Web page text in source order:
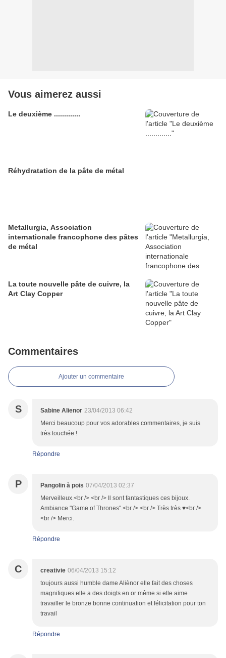
Vous aimerez aussi
Le deuxième .............
Réhydratation de la pâte de métal
Metallurgia, Association
internationale francophone des pâtes
de métal
La toute nouvelle pâte de cuivre, la
Art Clay Copper
Commentaires
Ajouter un commentaire
S Sabine Alienor 23/04/2013 06:42
Merci beaucoup pour vos adorables commentaires, je suis
très touchée !
Répondre
P Pangolin à pois 07/04/2013 02:37
Merveilleux.<br /> <br /> Il sont fantastiques ces bijoux.
Ambiance "Game of Thrones".<br /> <br /> Très très ♥<br />
<br /> Merci.
Répondre
C creativie 06/04/2013 15:12
toujours aussi humble dame Aliènor elle fait des choses
magnifiques elle a des doigts en or même si elle aime
travailler le bronze bonne continuation et félicitation pour ton
travail
Répondre